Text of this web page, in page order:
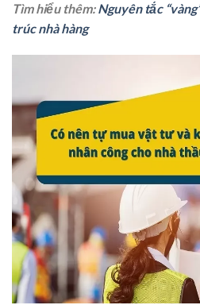
Tìm hiểu thêm:Nguyên tắc
trúc nhà hàng